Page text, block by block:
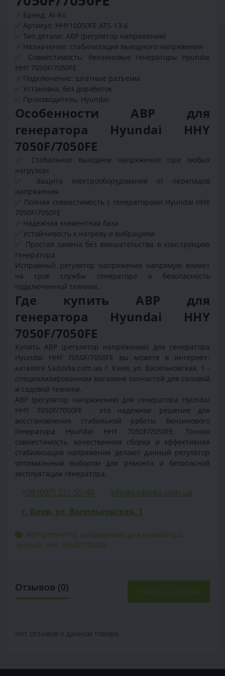
✅ Бренд: Al-Ko
✅ Артикул: HHY10050FE ATS-13-6
✅ Тип детали: АВР (регулятор напряжения)
✅ Назначение: стабилизация выходного напряжения
✅ Совместимость: бензиновые генераторы Hyundai
HHY 7050F/7050FE
✅ Подключение: штатные разъемы
✅ Установка: без доработок
✅ Производитель: Hyundai
Особенности АВР для
генератора Hyundai HHY
7050F/7050FE
✅ Стабильное выходное напряжение при любых
нагрузках
✅ Защита электрооборудования от перепадов
напряжения
✅ Полная совместимость с генераторами Hyundai HHY
7050F/7050FE
✅ Надежная элементная база
✅ Устойчивость к нагреву и вибрациям
✅ Простая замена без вмешательства в конструкцию
генератора
Исправный регулятор напряжения напрямую влияет
на срок службы генератора и безопасность
подключенной техники.
Где купить АВР для
генератора Hyundai HHY
7050F/7050FE
Купить АВР (регулятор напряжения) для генератора
Hyundai HHY 7050F/7050FE вы можете в интернет-
каталоге Sadovka.com.ua г. Киев, ул. Васильковская, 1 -
специализированном магазине запчастей для силовой
и садовой техники.
АВР (регулятор напряжения) для генератора Hyundai
HHY 7050F/7050FE - это надежное решение для
восстановления стабильной работы бензинового
генератора Hyundai HHY 7050F/7050FE. Точная
совместимость, качественная сборка и эффективная
стабилизация напряжения делают данный регулятор
оптимальным выбором для ремонта и безопасной
эксплуатации генератора.
+38 (097) 221-55-40
info@sadovka.com.ua
г. Киев, ул. Васильковская, 1
АВР (регулятор напряжения) для генератора
Hyundai HHY 7050F/7050FE
Отзывов (0) Написать отзыв
Нет отзывов о данном товаре.